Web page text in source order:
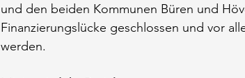
und den beiden Kommunen Büren und
Finanzierungslücke geschlossen und vor
werden.